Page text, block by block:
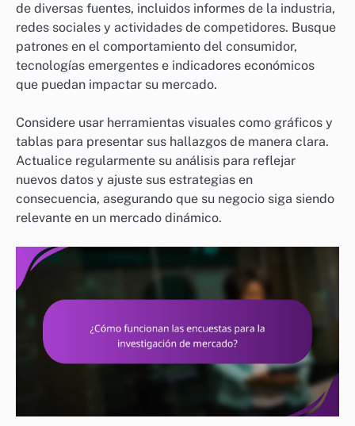
de diversas fuentes, incluidos informes de la industria,
redes sociales y actividades de competidores. Busque
patrones en el comportamiento del consumidor,
tecnologías emergentes e indicadores económicos
que puedan impactar su mercado.
Considere usar herramientas visuales como gráficos y
tablas para presentar sus hallazgos de manera clara.
Actualice regularmente su análisis para reflejar
nuevos datos y ajuste sus estrategias en
consecuencia, asegurando que su negocio siga siendo
relevante en un mercado dinámico.